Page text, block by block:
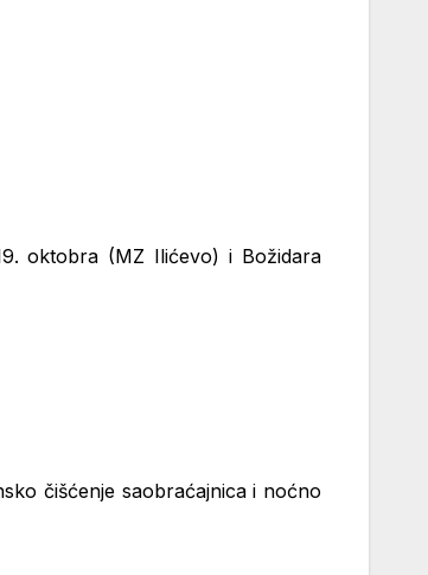
oktobra (MZ Ilićevo) i Božidara
čišćenje saobraćajnica i noćno